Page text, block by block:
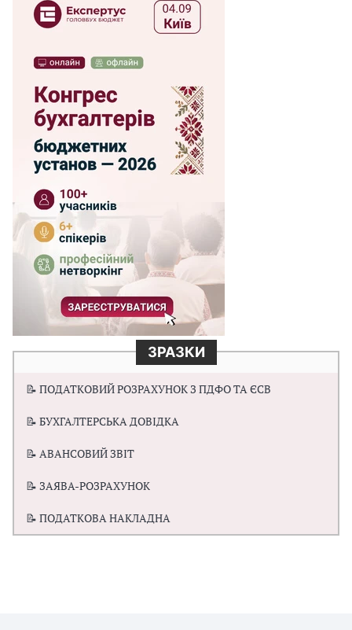
ЗРАЗКИ
📝 ПОДАТКОВИЙ РОЗРАХУНОК З ПДФО ТА ЄСВ
📝 БУХГАЛТЕРСЬКА ДОВІДКА
📝 АВАНСОВИЙ ЗВІТ
📝 ЗАЯВА-РОЗРАХУНОК
📝 ПОДАТКОВА НАКЛАДНА